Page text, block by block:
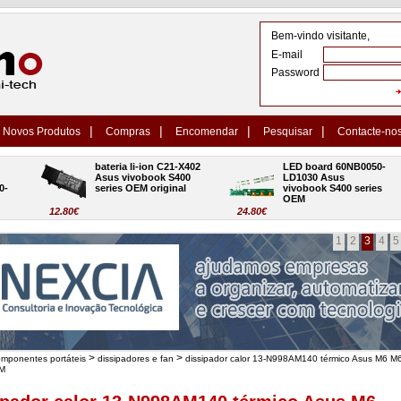
Bem-vindo visitante,
E-mail
Password
Novos Produtos | Compras | Encomendar | Pesquisar | Contacte-
12.80€
bateria li-ion C21-X402
Asus vivobook S400
series OEM original
24.80€
LED board 60NB0050-
LD1030 Asus
vivobook S400 series
OEM
1 2 3 4 5
portáteis > dissipadores e fan > dissipador calor 13-N998AM140 térmico Asus M6